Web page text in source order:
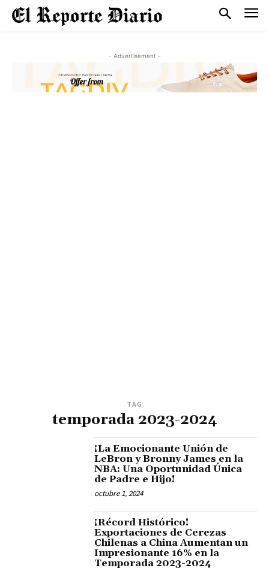
- Advertisement -
TAG
temporada 2023-2024
¡La Emocionante Unión de
LeBron y Bronny James en la
NBA: Una Oportunidad Única
de Padre e Hijo!
octubre 1, 2024
¡Récord Histórico!
Exportaciones de Cerezas
Chilenas a China Aumentan un
Impresionante 16% en la
Temporada 2023-2024